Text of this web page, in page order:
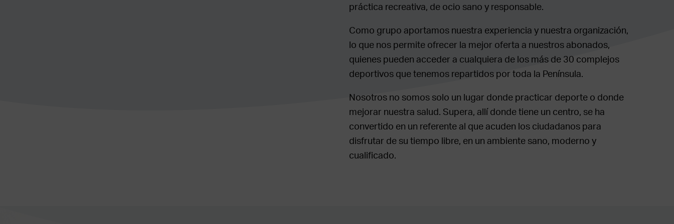
práctica recreativa, de ocio sano y responsable.
Como grupo aportamos nuestra experiencia y nuestra organización,
lo que nos permite ofrecer la mejor oferta a nuestros abonados,
quienes pueden acceder a cualquiera de los más de 30 complejos
deportivos que tenemos repartidos por toda la Península.
Nosotros no somos solo un lugar donde practicar deporte o donde
mejorar nuestra salud. Supera, allí donde tiene un centro, se ha
convertido en un referente al que acuden los ciudadanos para
disfrutar de su tiempo libre, en un ambiente sano, moderno y
cualificado.